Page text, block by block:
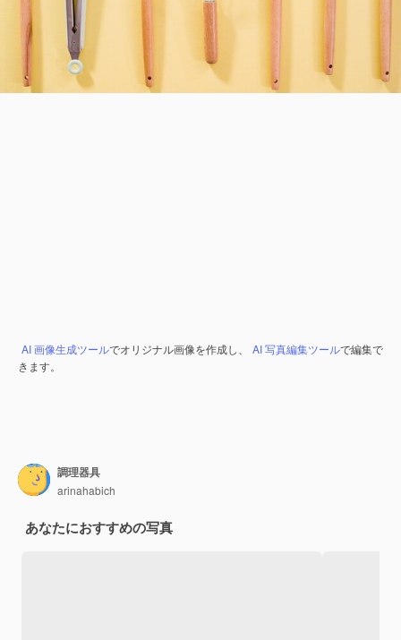
AI 画像生成ツールでオリジナル画像を作成し、 AI 写真編集ツールで編集で
きます。
調理器具
arinahabich
あなたにおすすめの写真